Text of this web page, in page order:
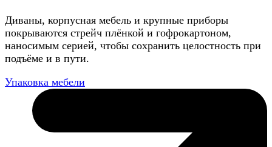
Диваны, корпусная мебель и крупные приборы
покрываются стрейч плёнкой и гофрокартоном,
наносимым серией, чтобы сохранить целостность при
подъёме и в пути.
Упаковка мебели